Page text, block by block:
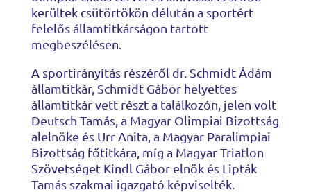
kerültek csütörtökön délután a sportért
felelős államtitkárságon tartott
megbeszélésen.
A sportirányítás részéről dr. Schmidt Ádám
államtitkár, Schmidt Gábor helyettes
államtitkár vett részt a találkozón, jelen volt
Deutsch Tamás, a Magyar Olimpiai Bizottság
alelnöke és Urr Anita, a Magyar Paralimpiai
Bizottság főtitkára, míg a Magyar Triatlon
Szövetséget Kindl Gábor elnök és Lipták
Tamás szakmai igazgató képviselték.